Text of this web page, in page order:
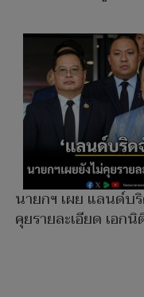
นายกฯ เผย แลนด์บ
คุยรายละเอียด เอ